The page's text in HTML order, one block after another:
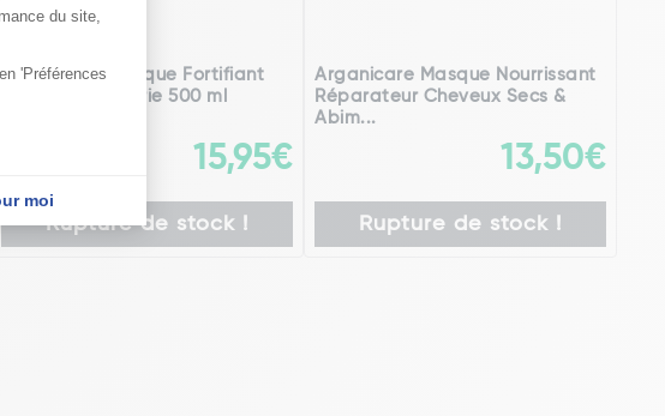
Arganicare Masque Fortifiant
Figue de Barbarie 500 ml
15,95€
Rupture de stock !
Arganicare Masque Nourrissant
Réparateur Cheveux Secs &
Abim...
13,50€
Rupture de stock !